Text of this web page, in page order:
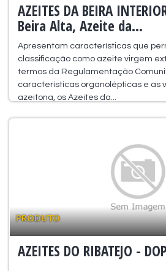
AZEITES DA BEIRA
Beira Alta, Azeite da...
Apresentam características que
classificação como azeite virgem
termos da Regulamentação
características organolépticas e as
azeitona, os Azeites da...
PRODUTO
AZEITES DO RIBATEJO - DOP